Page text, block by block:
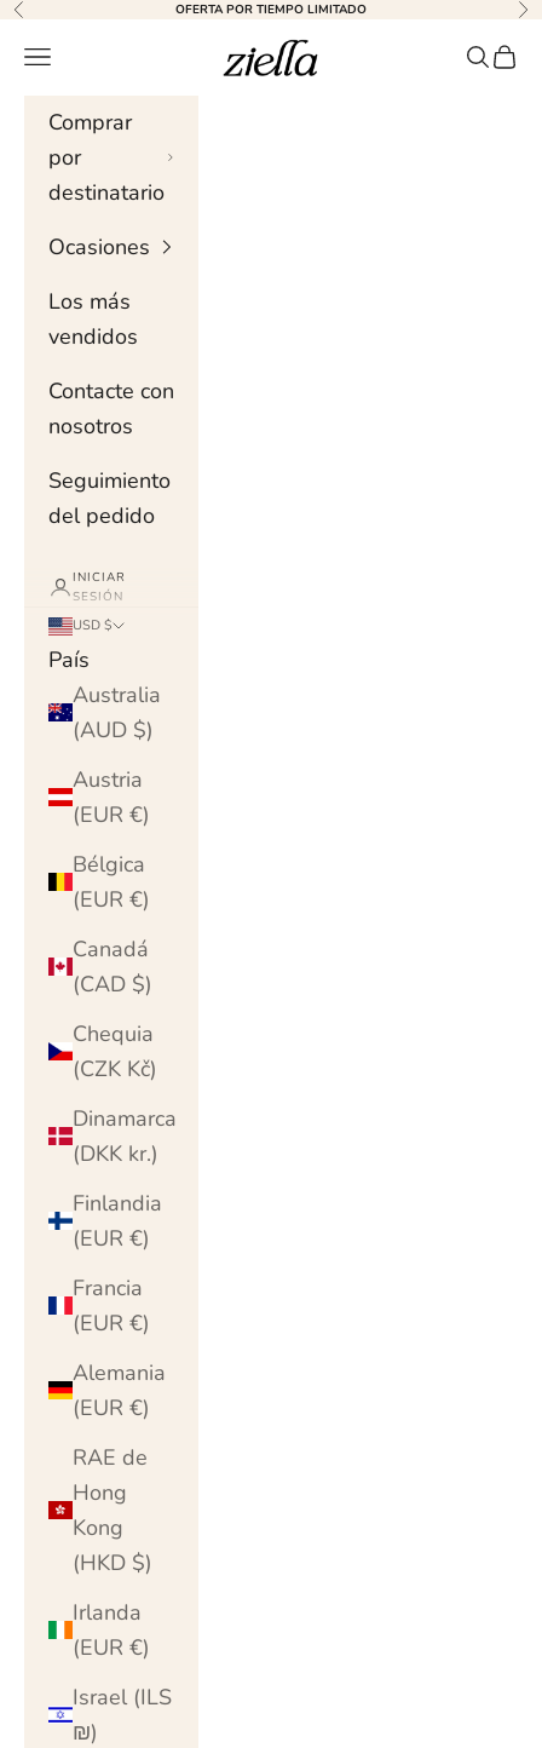
Ir al contenido
Anterior OFERTA POR TIEMPO LIMITADO
Ziella
Menú de navegación Buscar
Comprar
por
destinatario
Ocasiones
Los más
vendidos
Contacte con
nosotros
Seguimiento
del pedido
INICIAR
SESIÓN
USD $
País
Australia
(AUD $)
Austria
(EUR €)
Bélgica
(EUR €)
Canadá
(CAD $)
Chequia
(CZK Kč)
Dinamarca
(DKK kr.)
Finlandia
(EUR €)
Francia
(EUR €)
Alemania
(EUR €)
RAE de
Hong
Kong
(HKD $)
Irlanda
(EUR €)
Israel (ILS
₪)